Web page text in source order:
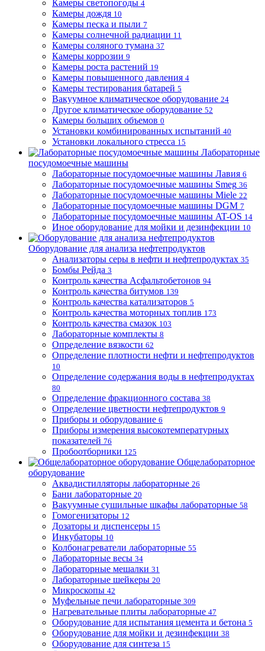
Камеры светопогоды 4
Камеры дождя 10
Камеры песка и пыли 7
Камеры солнечной радиации 11
Камеры соляного тумана 37
Камеры коррозии 9
Камеры роста растений 19
Камеры повышенного давления 4
Камеры тестирования батарей 5
Вакуумное климатическое оборудование 24
Другое климатическое оборудование 52
Камеры больших объемов 0
Установки комбинированных испытаний 40
Установки локального стресса 15
Лабораторные
посудомоечные машины
Лабораторные посудомоечные машины Лавия 6
Лабораторные посудомоечные машины Smeg 36
Лабораторные посудомоечные машины Miele 22
Лабораторные посудомоечные машины DGM 7
Лабораторные посудомоечные машины AT-OS 14
Иное оборудование для мойки и дезинфекции 10
Оборудование для анализа нефтепродуктов
Анализаторы серы в нефти и нефтепродуктах 35
Бомбы Рейда 3
Контроль качества Асфальтобетонов 94
Контроль качества битумов 139
Контроль качества катализаторов 5
Контроль качества моторных топлив 173
Контроль качества смазок 103
Лабораторные комплекты 8
Определение вязкости 62
Определение плотности нефти и нефтепродуктов
10
Определение содержания воды в нефтепродуктах
80
Определение фракционного состава 38
Определение цветности нефтепродуктов 9
Приборы и оборудование 6
Приборы измерения высокотемпературных
показателей 76
Пробоотборники 125
Общелабораторное
оборудование
Аквадистилляторы лабораторные 26
Бани лабораторные 20
Вакуумные сушильные шкафы лабораторные 58
Гомогенизаторы 12
Дозаторы и диспенсеры 15
Инкубаторы 10
Колбонагреватели лабораторные 55
Лабораторные весы 34
Лабораторные мешалки 31
Лабораторные шейкеры 20
Микроскопы 42
Муфельные печи лабораторные 309
Нагревательные плиты лабораторные 47
Оборудование для испытания цемента и бетона 5
Оборудование для мойки и дезинфекции 38
Оборудование для синтеза 15